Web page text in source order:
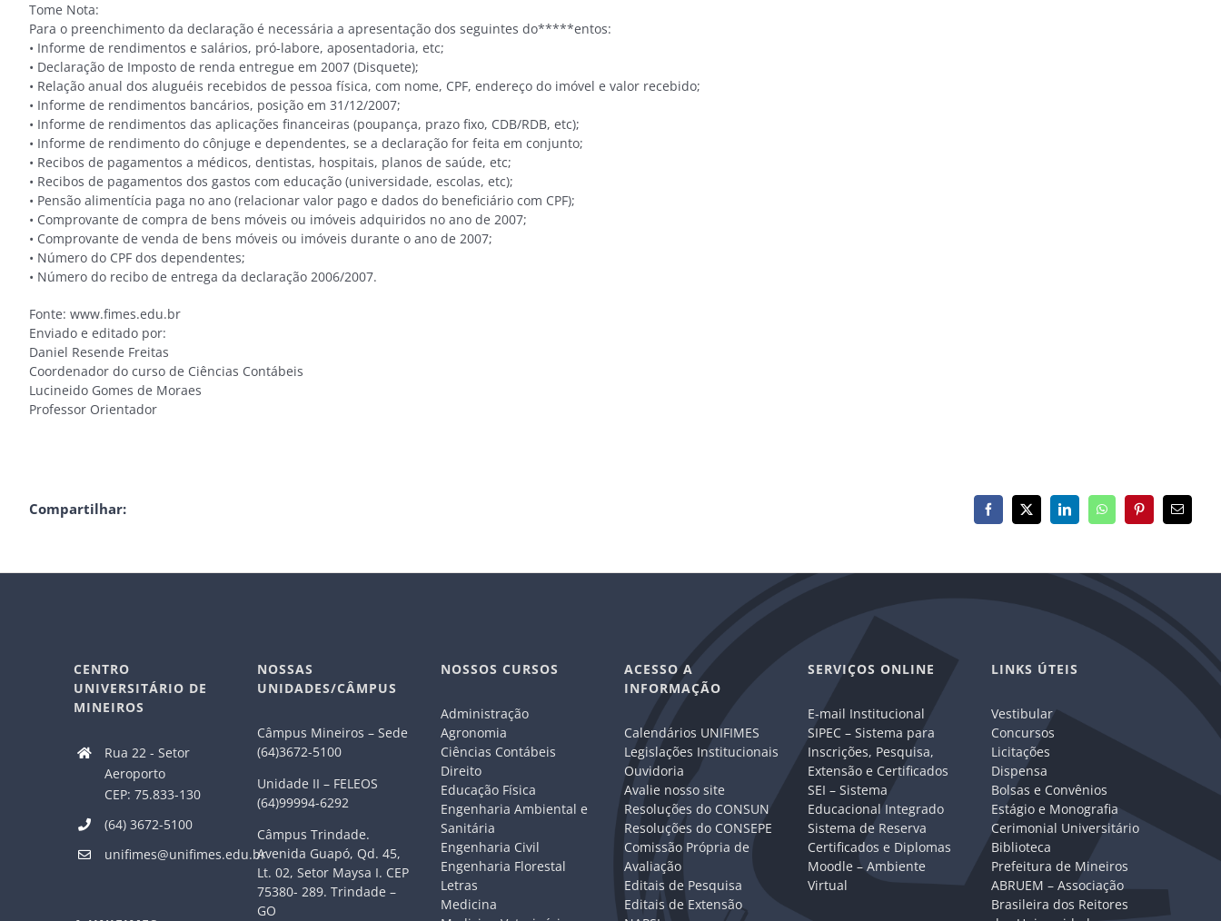
Tome Nota:
Para o preenchimento da declaração é necessária a apresentação dos seguintes do*****entos:
• Informe de rendimentos e salários, pró-labore, aposentadoria, etc;
• Declaração de Imposto de renda entregue em 2007 (Disquete);
• Relação anual dos aluguéis recebidos de pessoa física, com nome, CPF, endereço do imóvel e valor recebido;
• Informe de rendimentos bancários, posição em 31/12/2007;
• Informe de rendimentos das aplicações financeiras (poupança, prazo fixo, CDB/RDB, etc);
• Informe de rendimento do cônjuge e dependentes, se a declaração for feita em conjunto;
• Recibos de pagamentos a médicos, dentistas, hospitais, planos de saúde, etc;
• Recibos de pagamentos dos gastos com educação (universidade, escolas, etc);
• Pensão alimentícia paga no ano (relacionar valor pago e dados do beneficiário com CPF);
• Comprovante de compra de bens móveis ou imóveis adquiridos no ano de 2007;
• Comprovante de venda de bens móveis ou imóveis durante o ano de 2007;
• Número do CPF dos dependentes;
• Número do recibo de entrega da declaração 2006/2007.
Fonte: www.fimes.edu.br
Enviado e editado por:
Daniel Resende Freitas
Coordenador do curso de Ciências Contábeis
Lucineido Gomes de Moraes
Professor Orientador
Compartilhar: Facebook
X LinkedInWhatsAppPinterest
E-
mail
CENTRO
UNIVERSITÁRIO DE
MINEIROS
Rua 22 - Setor
Aeroporto
CEP: 75.833-130
(64) 3672-5100
unifimes@unifimes.edu.br
NOSSAS
UNIDADES/CÂMPUS
Câmpus Mineiros – Sede
(64)3672-5100
Unidade II – FELEOS
(64)99994-6292
Câmpus Trindade.
Avenida Guapó, Qd. 45,
Lt. 02, Setor Maysa I. CEP
75380- 289. Trindade –
GO
NOSSOS CURSOS
Administração
Agronomia
Ciências Contábeis
Direito
Educação Física
Engenharia Ambiental e
Sanitária
Engenharia Civil
Engenharia Florestal
Letras
Medicina
ACESSO A
INFORMAÇÃO
Calendários UNIFIMES
Legislações Institucionais
Ouvidoria
Avalie nosso site
Resoluções do CONSUN
Resoluções do CONSEPE
Comissão Própria de
Avaliação
Editais de Pesquisa
Editais de Extensão
SERVIÇOS ONLINE
E-mail Institucional
SIPEC – Sistema para
Inscrições, Pesquisa,
Extensão e Certificados
SEI – Sistema
Educacional Integrado
Sistema de Reserva
Certificados e Diplomas
Moodle – Ambiente
Virtual
LINKS ÚTEIS
Vestibular
Concursos
Licitações
Dispensa
Bolsas e Convênios
Estágio e Monografia
Cerimonial Universitário
Biblioteca
Prefeitura de Mineiros
ABRUEM – Associação
Brasileira dos Reitores